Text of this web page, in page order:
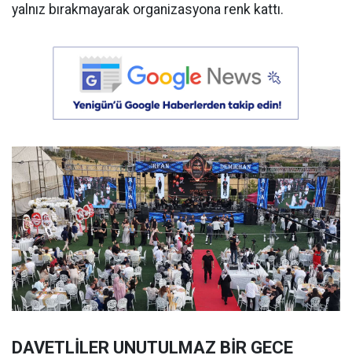
yalnız bırakmayarak organizasyona renk kattı.
DAVETLİLER UNUTULMAZ BİR GECE